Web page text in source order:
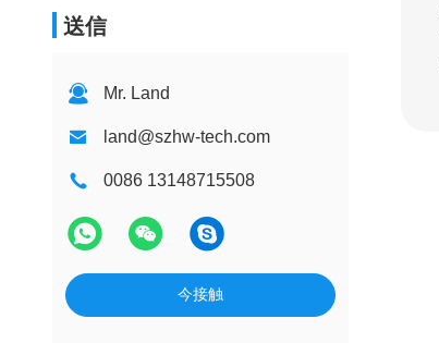
送信
Mr. Land
land@szhw-tech.com
0086 13148715508
今接触